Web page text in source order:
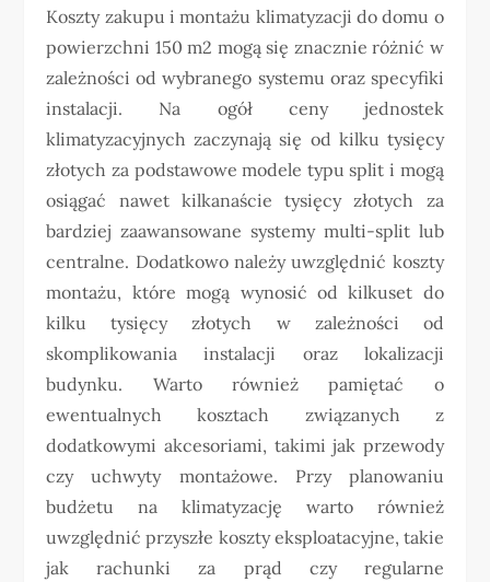
Koszty zakupu i montażu klimatyzacji do domu o
powierzchni 150 m2 mogą się znacznie różnić w
zależności od wybranego systemu oraz specyfiki
instalacji. Na ogół ceny jednostek
klimatyzacyjnych zaczynają się od kilku tysięcy
złotych za podstawowe modele typu split i mogą
osiągać nawet kilkanaście tysięcy złotych za
bardziej zaawansowane systemy multi-split lub
centralne. Dodatkowo należy uwzględnić koszty
montażu, które mogą wynosić od kilkuset do
kilku tysięcy złotych w zależności od
skomplikowania instalacji oraz lokalizacji
budynku. Warto również pamiętać o
ewentualnych kosztach związanych z
dodatkowymi akcesoriami, takimi jak przewody
czy uchwyty montażowe. Przy planowaniu
budżetu na klimatyzację warto również
uwzględnić przyszłe koszty eksploatacyjne, takie
jak rachunki za prąd czy regularne